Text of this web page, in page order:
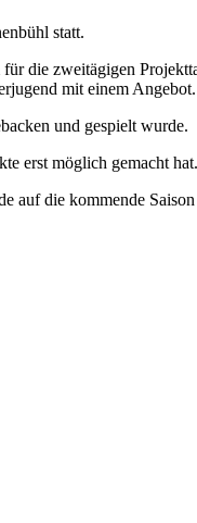
statt.
die zweitägigen
mit einem Angebot.
und gespielt wurde.
erst möglich gemacht hat.
auf die kommende